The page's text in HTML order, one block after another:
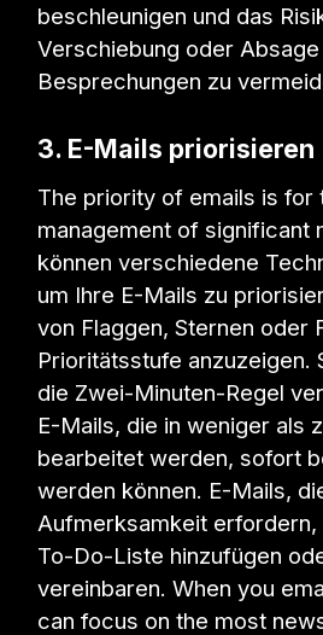
beschleunigen und das
Verschiebung oder Absage
Besprechungen zu
3. E-Mails priorisieren
The priority of emails is for
management of significant
können verschiedene
um Ihre E-Mails zu
von Flaggen, Sternen oder
Prioritätsstufe anzuzeigen.
die Zwei-Minuten-Regel
E-Mails, die in weniger als
bearbeitet werden, sofort
werden können. E-Mails,
Aufmerksamkeit erfordern,
To-Do-Liste hinzufügen
vereinbaren. When you
can focus on the most